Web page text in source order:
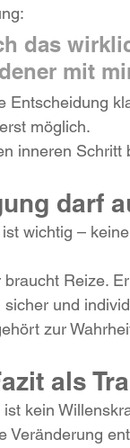
das
mit
Entscheidung
möglich.
inneren Schritt
darf
wichtig –
braucht Reize.
sicher und
zur
als
kein
Veränderung